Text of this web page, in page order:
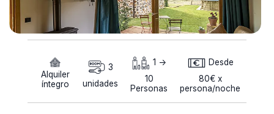
Alquiler
íntegro
3
unidades
1 ->
10
Personas
Desde
80€ x
persona/noche